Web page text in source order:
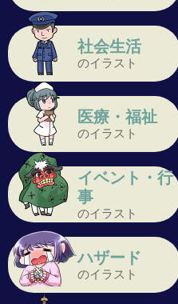
社会生活
のイラスト
医療・福祉
のイラスト
イベント・行
事
のイラスト
ハザード
のイラスト